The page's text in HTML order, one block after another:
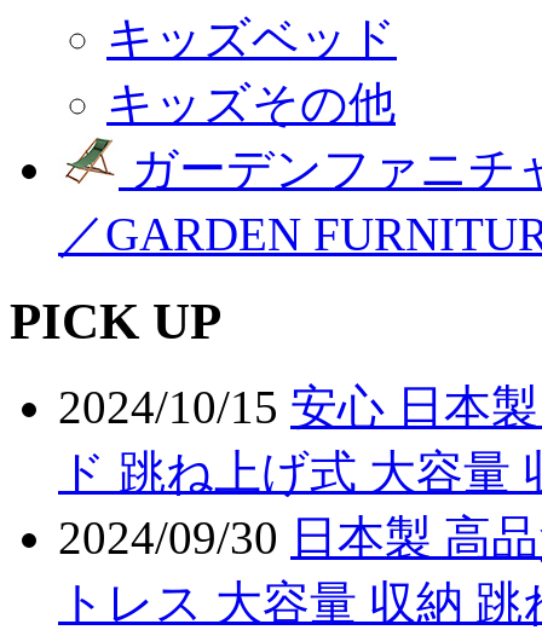
キッズベッド
キッズその他
ガーデンファニチ
／GARDEN
PICK UP
2024/10/15 安心 日本
ド 跳ね上げ式 大容量
2024/09/30 日本製 高
トレス 大容量 収納